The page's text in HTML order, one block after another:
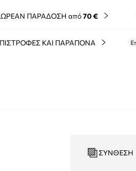
ΠΑΡΑΔΟΣΗ από70 €
ΚΑΙ ΠΑΡΑΠΟΝΑ
ΣΎΝΘΕΣΗ